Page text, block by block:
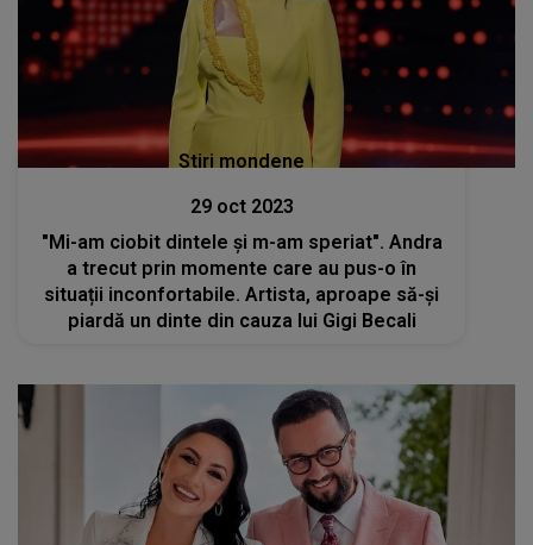
Stiri mondene
29 oct 2023
"Mi-am ciobit dintele și m-am speriat". Andra
a trecut prin momente care au pus-o în
situații inconfortabile. Artista, aproape să-și
piardă un dinte din cauza lui Gigi Becali